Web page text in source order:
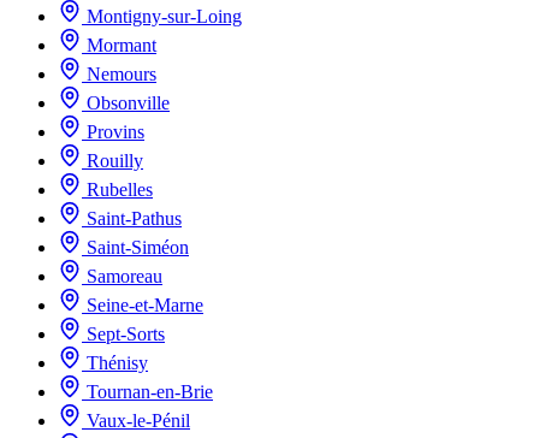
Montigny-sur-Loing
Mormant
Nemours
Obsonville
Provins
Rouilly
Rubelles
Saint-Pathus
Saint-Siméon
Samoreau
Seine-et-Marne
Sept-Sorts
Thénisy
Tournan-en-Brie
Vaux-le-Pénil